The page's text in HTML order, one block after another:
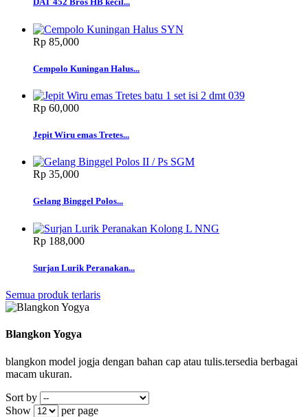
Rp‎ 85,000
Cempolo Kuningan Halus...
Rp‎ 60,000
Jepit Wiru emas Tretes...
Rp‎ 35,000
Gelang Binggel Polos...
Rp‎ 188,000
Surjan Lurik Peranakan...
Semua produk terlaris
Blangkon Yogya
blangkon model jogja dengan bahan cap atau tulis.tersedia berbagai
macam ukuran.
Sort by
Show
per page